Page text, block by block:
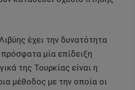
έχει την δυνατότητα
μία επίδειξη
της Τουρκίας είναι η
μέθοδος με την οποία οι